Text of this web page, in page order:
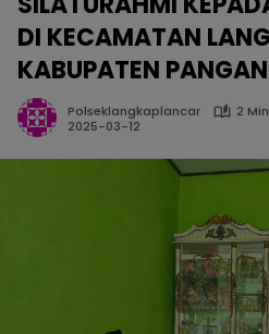
DI KECAMATAN
KABUPATEN
Polseklangkaplancar
2
2025-03-12